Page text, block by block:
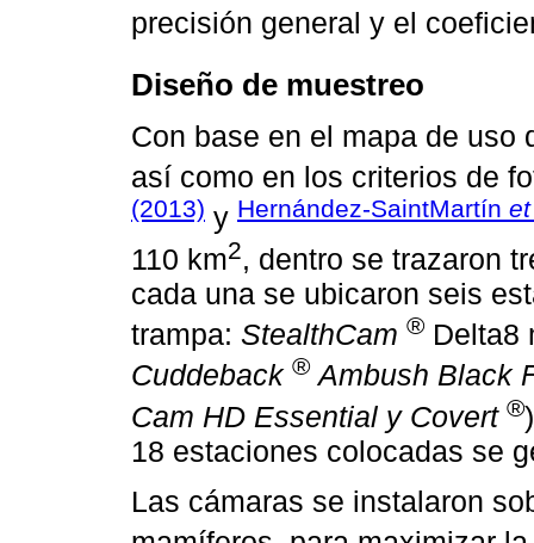
precisión general y el
Diseño de muestreo
Con base en el mapa de uso
así como en los criterios de
(2013) y Hernández-SaintMartín
110 km2, dentro se trazaron
cada una se ubicaron seis
trampa: StealthCam ® Delta8
Cuddeback ® Ambush Black
Cam HD Essential y Covert ®
18 estaciones colocadas se
Las cámaras se instalaron